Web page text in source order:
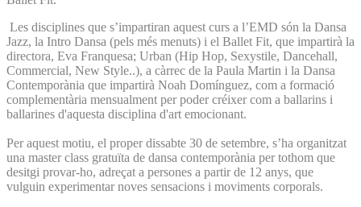
Les disciplines que s’impartiran aquest curs a l’EMD són la Dansa
Jazz, la Intro Dansa (pels més menuts) i el Ballet Fit, que impartirà la
directora, Eva Franquesa; Urban (Hip Hop, Sexystile, Dancehall,
Commercial, New Style..), a càrrec de la Paula Martin i la Dansa
Contemporània que impartirà Noah Domínguez, com a formació
complementària mensualment per poder créixer com a ballarins i
ballarines d'aquesta disciplina d'art emocionant.
Per aquest motiu, el proper dissabte 30 de setembre, s’ha organitzat
una master class gratuïta de dansa contemporània per tothom que
desitgi provar-ho, adreçat a persones a partir de 12 anys, que
vulguin experimentar noves sensacions i moviments corporals.